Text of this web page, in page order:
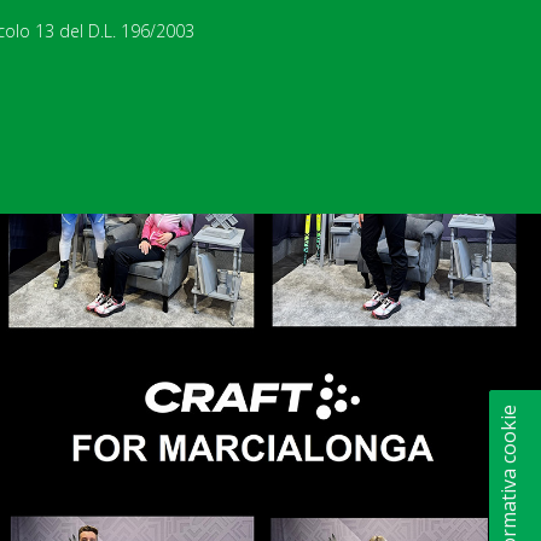
Informativa cookie
13 del D.L. 196/2003